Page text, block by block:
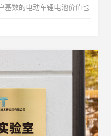
基数的电动车锂电池价值也
理措施不完善、...